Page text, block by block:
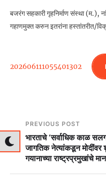
बजरंग सहकारी गृहनिर्माण संस्था (म.),
गहाणमुक्त करुन इतरांना हस्तांतरीत/
202606111055401302
PREVIOUS POST
भारताचे ‘सर्वाधिक काळ
जागतिक नेत्यांकडून मोदींवर
गयानाच्या राष्ट्रप्रमुखांचे